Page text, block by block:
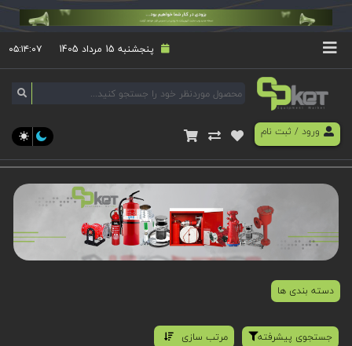
پنجشنبه 15 مرداد 1405 ۰۵:۱۴:۰۷
ورود/ ثبت نام
دسته بندی ها
جستجوی پیشرفته مرتب سازی